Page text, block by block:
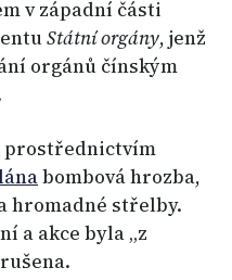
v západní části
Státní orgány, jenž
orgánů čínským
prostřednictvím
bombová hrozba,
hromadné střelby.
a akce byla „z